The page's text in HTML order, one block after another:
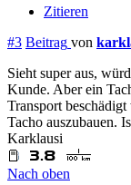
Zitieren
#3 Beitrag von
Sieht super aus,
Kunde. Aber ein
Transport
Tacho auszubauen.
Karklausi
Nach oben